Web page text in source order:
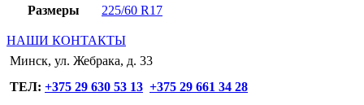
Размеры 225/60 R17
НАШИ КОНТАКТЫ
Минск, ул. Жебрака, д. 33
ТЕЛ: +375 29 630 53 13 +375 29 661 34 28